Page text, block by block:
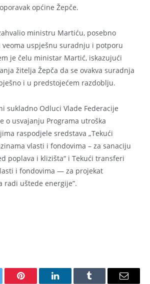
općine Žepče.
ministru Martiću, posebno
uspješnu suradnju i potporu
je čelu ministar Martić, iskazujući
žitelja Žepča da se ovakva suradnja
i u predstojećem razdoblju.
sukladno Odluci Vlade Federacije
o usvajanju Programa utroška
raspodjele sredstava „Tekući
vlasti i fondovima – za sanaciju
poplava i klizišta“ i Tekući transferi
i fondovima — za projekat
radi uštede energije”.